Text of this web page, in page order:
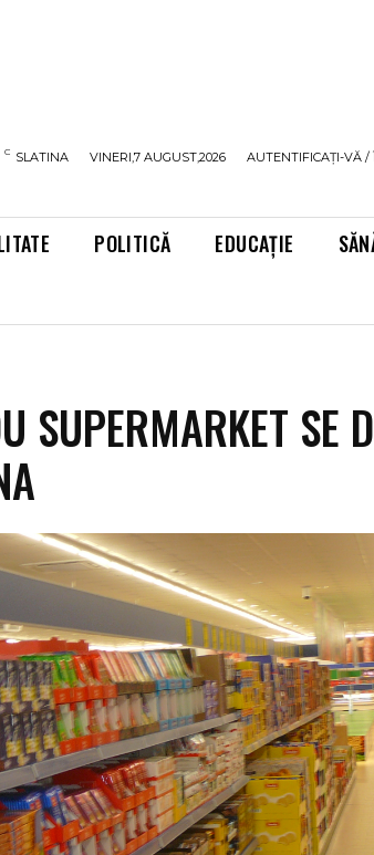
C SLATINA VINERI,7 AUGUST,2026 AUTENTIFICAȚI-VĂ /
POLITICĂ EDUCAȚIE
SUPERMARKET SE